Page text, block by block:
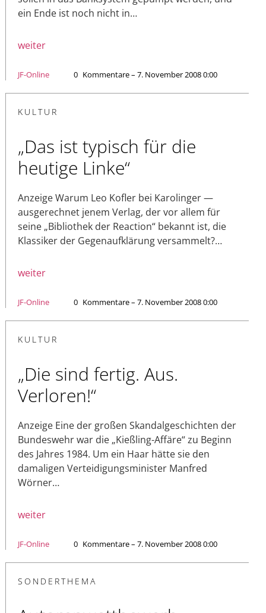
ein Ende ist noch nicht in…
weiter
JF-Online 0 Kommentare – 7. November 2008 0:00
KULTUR
„Das ist typisch für die
heutige Linke“
Anzeige Warum Leo Kofler bei Karolinger —
ausgerechnet jenem Verlag, der vor allem für
seine „Bibliothek der Reaction“ bekannt ist, die
Klassiker der Gegenaufklärung versammelt?…
weiter
JF-Online 0 Kommentare – 7. November 2008 0:00
KULTUR
„Die sind fertig. Aus.
Verloren!“
Anzeige Eine der großen Skandalgeschichten der
Bundeswehr war die „Kießling-Affäre“ zu Beginn
des Jahres 1984. Um ein Haar hätte sie den
damaligen Verteidigungsminister Manfred
Wörner…
weiter
JF-Online 0 Kommentare – 7. November 2008 0:00
SONDERTHEMA